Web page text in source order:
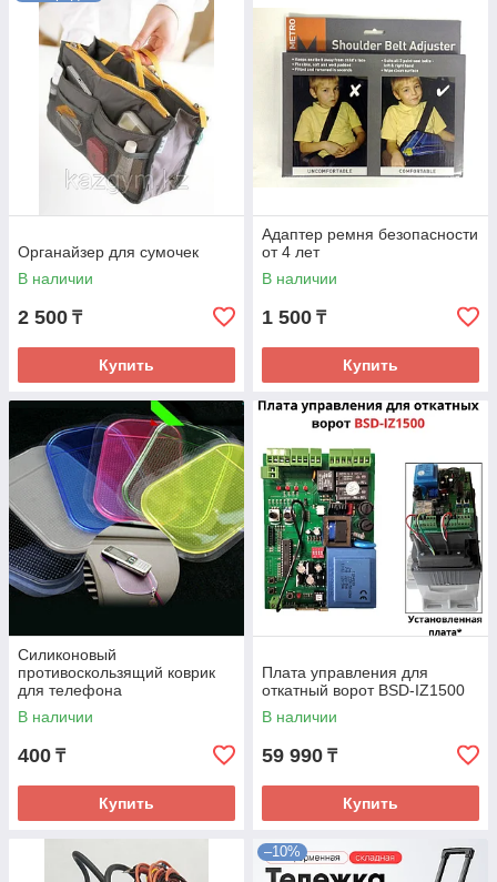
Органайзер для сумочек
В наличии
2 500 ₸
Купить
Адаптер ремня безопасности
от 4 лет
В наличии
1 500 ₸
Купить
Силиконовый
противоскользящий коврик
для телефона
В наличии
400 ₸
Купить
Плата управления для
откатный ворот BSD-IZ1500
В наличии
59 990 ₸
Купить
–10%